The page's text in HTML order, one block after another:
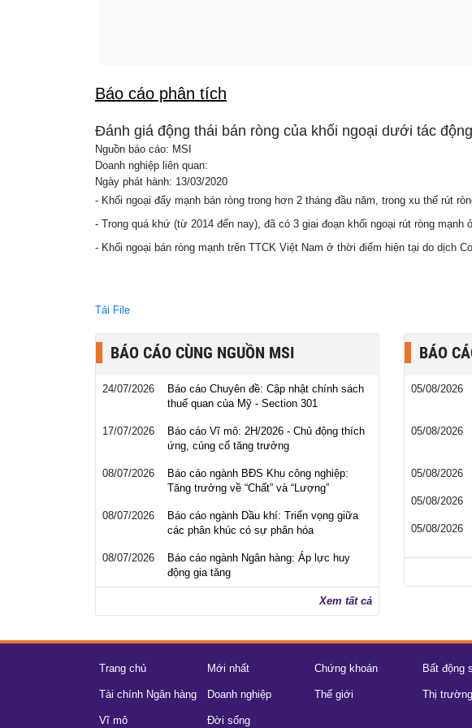
Báo cáo phân tích
Đánh giá động thái bán ròng của khối ngoại dưới tác
Nguồn báo cáo: MSI
Doanh nghiệp liên quan:
Ngày phát hành: 13/03/2020
- Khối ngoại đẩy mạnh bán ròng trong hơn 2 tháng đầu năm, trong xu thế rút
- Trong quá khứ (từ 2014 đến nay), đã có 3 giai đoạn khối ngoại rút ròng
- Khối ngoại bán ròng mạnh trên TTCK Việt Nam ở thời điểm hiện tại do dịch
Tải File
BÁO CÁO CÙNG NGUỒN MSI
24/07/2026
Báo cáo Chuyên đề: Cập nhật chính sách
thuế quan của Mỹ - Section 301
17/07/2026
Báo cáo Vĩ mô: 2H/2026 - Chủ động thích
ứng, củng cố tăng trưởng
08/07/2026
Báo cáo ngành BĐS Khu công nghiệp:
Tăng trưởng về “Chất” và “Lượng”
08/07/2026
Báo cáo ngành Dầu khí: Triển vọng giữa
các phân khúc có sự phân hóa
08/07/2026
Báo cáo ngành Ngân hàng: Áp lực huy
động gia tăng
Xem tất cả
BÁO
05/08/2026
05/08/2026
05/08/2026
05/08/2026
05/08/2026
Trang chủ Mới nhất Chứng khoán Bất động
Tài chính Ngân hàng Doanh nghiệp Thế giới Thị trường
Vĩ mô Đời sống